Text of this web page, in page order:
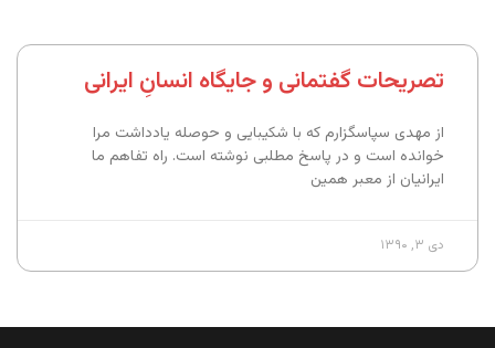
تصریحات گفتمانی و جایگاه انسانِ ایرانی
از مهدی سپاسگزارم که با شکیبایی و حوصله یادداشت مرا
خوانده است و در پاسخ مطلبی نوشته است. راه تفاهم ما
ایرانیان از معبر همین
دی ۳, ۱۳۹۰